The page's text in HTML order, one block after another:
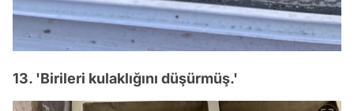
13. 'Birileri kulaklığını düşürmüş.'